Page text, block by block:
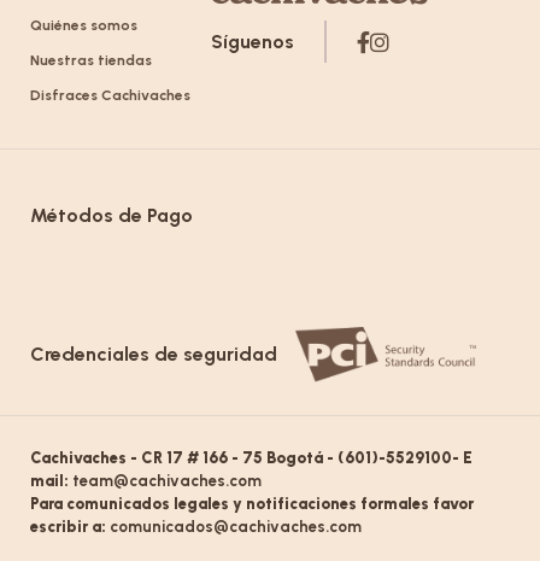
Quiénes somos
Nuestras tiendas
Disfraces Cachivaches
Síguenos
Métodos de Pago
Credenciales de seguridad
Cachivaches - CR 17 # 166 - 75 Bogotá - (601)-5529100- E
mail: team@cachivaches.com
Para comunicados legales y notificaciones formales favor
escribir a: comunicados@cachivaches.com